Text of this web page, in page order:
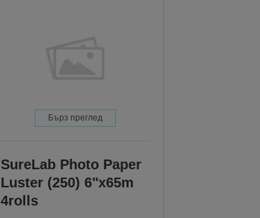
Бърз преглед
SureLab Photo Paper
Luster (250) 6"x65m
4rolls